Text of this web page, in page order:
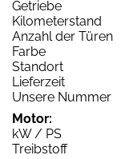
Getriebe
Kilometerstand
Anzahl der Türen
Farbe
Standort
Lieferzeit
Unsere Nummer
Motor:
kW / PS
Treibstoff